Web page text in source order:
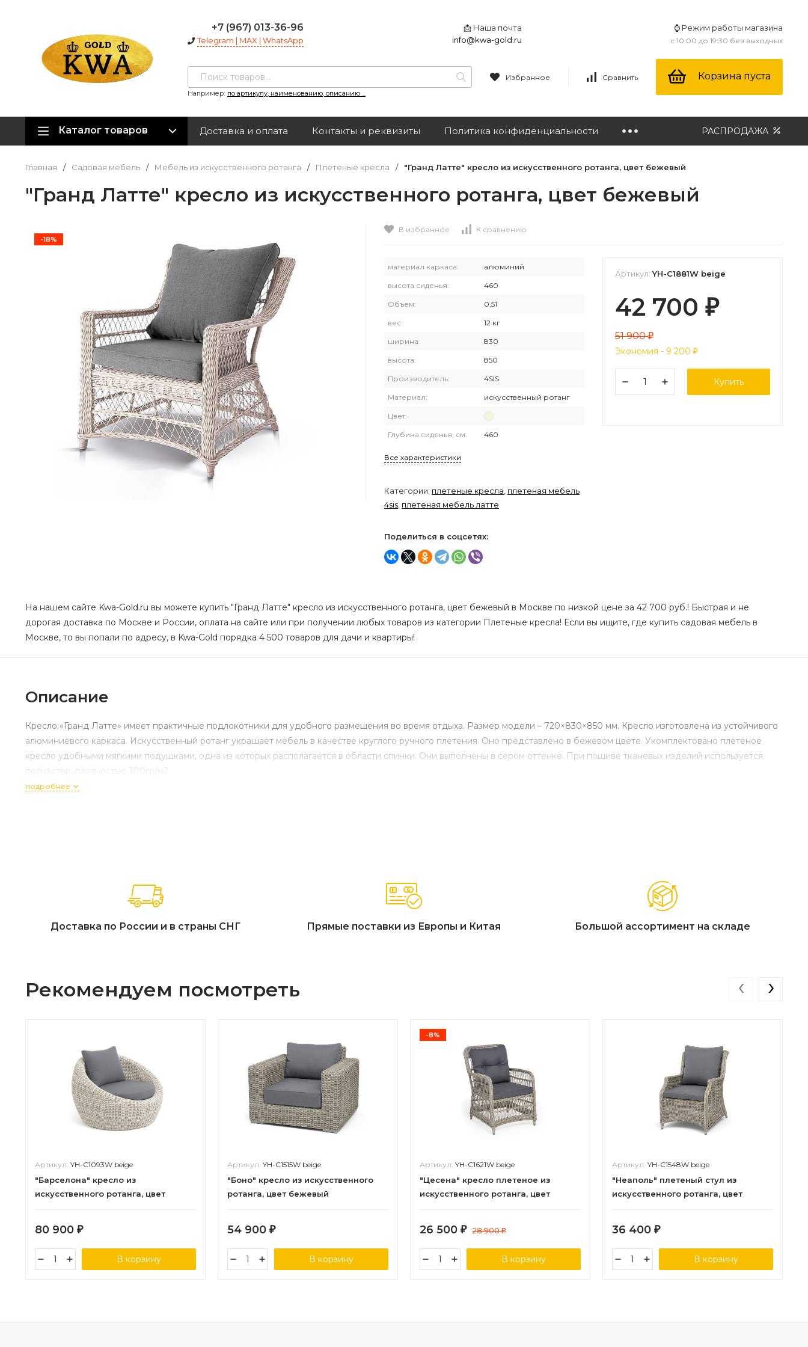
+7 (967) 013-36-96
Telegram | MAX | WhatsApp
📩 Наша почта
info@kwa-gold.ru
⌚ Режим работы магазина
с 10:00 до 19:30 без выходных
Например: по артикулу, наименованию, описанию ...
Избранное Сравнить Корзина пуста
Каталог товаров Доставка и оплата Контакты и реквизиты Политика конфиденциальности РАСПРОДАЖА
Главная / Садовая мебель / Мебель из искусственного ротанга / Плетеные кресла / "Гранд Латте" кресло из искусственного ротанга, цвет бежевый
"Гранд Латте" кресло из искусственного ротанга, цвет бежевый
-18%
В избранное К сравнению
материал каркаса: алюминий
высота сиденья: 460
Объем: 0,51
вес: 12 кг
ширина: 830
высота: 850
Производитель: 4SIS
Материал: искусственный ротанг
Цвет:
Глубина сиденья, см: 460
Все характеристики
Категории: плетеные кресла плетеная мебель
4sis плетеная мебель латте
Поделиться в соцсетях:
Артикул:YH-C1881W beige
42 700 ₽
51 900₽
Экономия - 9 200 ₽
Купить
На нашем сайте Kwa-Gold.ru вы можете купить "Гранд Латте" кресло из искусственного ротанга, цвет бежевый в Москве по низкой цене за 42 700 руб.! Быстрая и не
дорогая доставка по Москве и России, оплата на сайте или при получении любых товаров из категории Плетеные кресла! Если вы ищите, где купить садовая мебель в
Москве, то вы попали по адресу, в Kwa-Gold порядка 4 500 товаров для дачи и квартиры!
Описание
Кресло «Гранд Латте» имеет практичные подлокотники для удобного размещения во время отдыха. Размер модели – 720×830×850 мм. Кресло изготовлена из устойчивого
алюминиевого каркаса. Искусственный ротанг украшает мебель в качестве круглого ручного плетения. Оно представлено в бежевом цвете. Укомплектовано плетеное
кресло удобными мягкими подушками, одна из которых располагается в области спинки. Они выполнены в сером оттенке. При пошиве тканевых изделий используется
полиэстер, плотностью 300гр/м2
подробнее
Доставка по России и в страны СНГ Прямые поставки из Европы и Китая Большой ассортимент на складе
Рекомендуем посмотреть
Артикул: YH-C1093W beige
"Барселона" кресло из
искусственного ротанга, цвет
80 900 ₽
В корзину
Артикул: YH-C1515W beige
"Боно" кресло из искусственного
ротанга, цвет бежевый
54 900 ₽
В корзину
-8%
Артикул: YH-C1621W beige
"Цесена" кресло плетеное из
искусственного ротанга, цвет
26 500 ₽ 28 900₽
В корзину
Артикул: YH-C1548W beige
"Неаполь" плетеный стул из
искусственного ротанга, цвет
36 400 ₽
В корзину
‹ ›